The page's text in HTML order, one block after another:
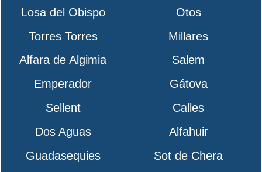
Losa del Obispo
Otos
Torres Torres
Millares
Alfara de Algimia
Salem
Emperador
Gátova
Sellent
Calles
Dos Aguas
Alfahuir
Guadasequies
Sot de Chera